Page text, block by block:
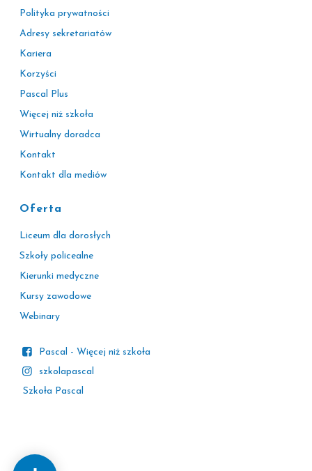
Polityka prywatności
Adresy sekretariatów
Kariera
Korzyści
Pascal Plus
Więcej niż szkoła
Wirtualny doradca
Kontakt
Kontakt dla mediów
Oferta
Liceum dla dorosłych
Szkoły policealne
Kierunki medyczne
Kursy zawodowe
Webinary
Pascal - Więcej niż szkoła
szkolapascal
Szkoła Pascal